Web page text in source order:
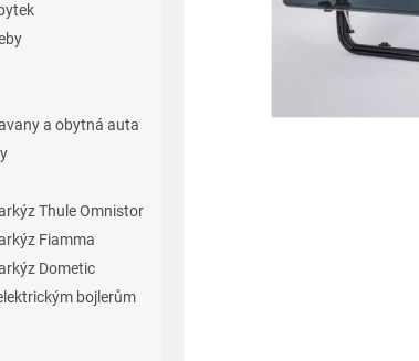
a obytná auta
Thule Omnistor
Fiamma
Dometic
bojlerům